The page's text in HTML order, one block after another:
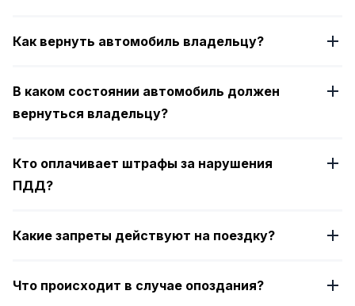
Как вернуть автомобиль владельцу?
В каком состоянии автомобиль должен
вернуться владельцу?
Кто оплачивает штрафы за нарушения
ПДД?
Какие запреты действуют на поездку?
Что происходит в случае опоздания?